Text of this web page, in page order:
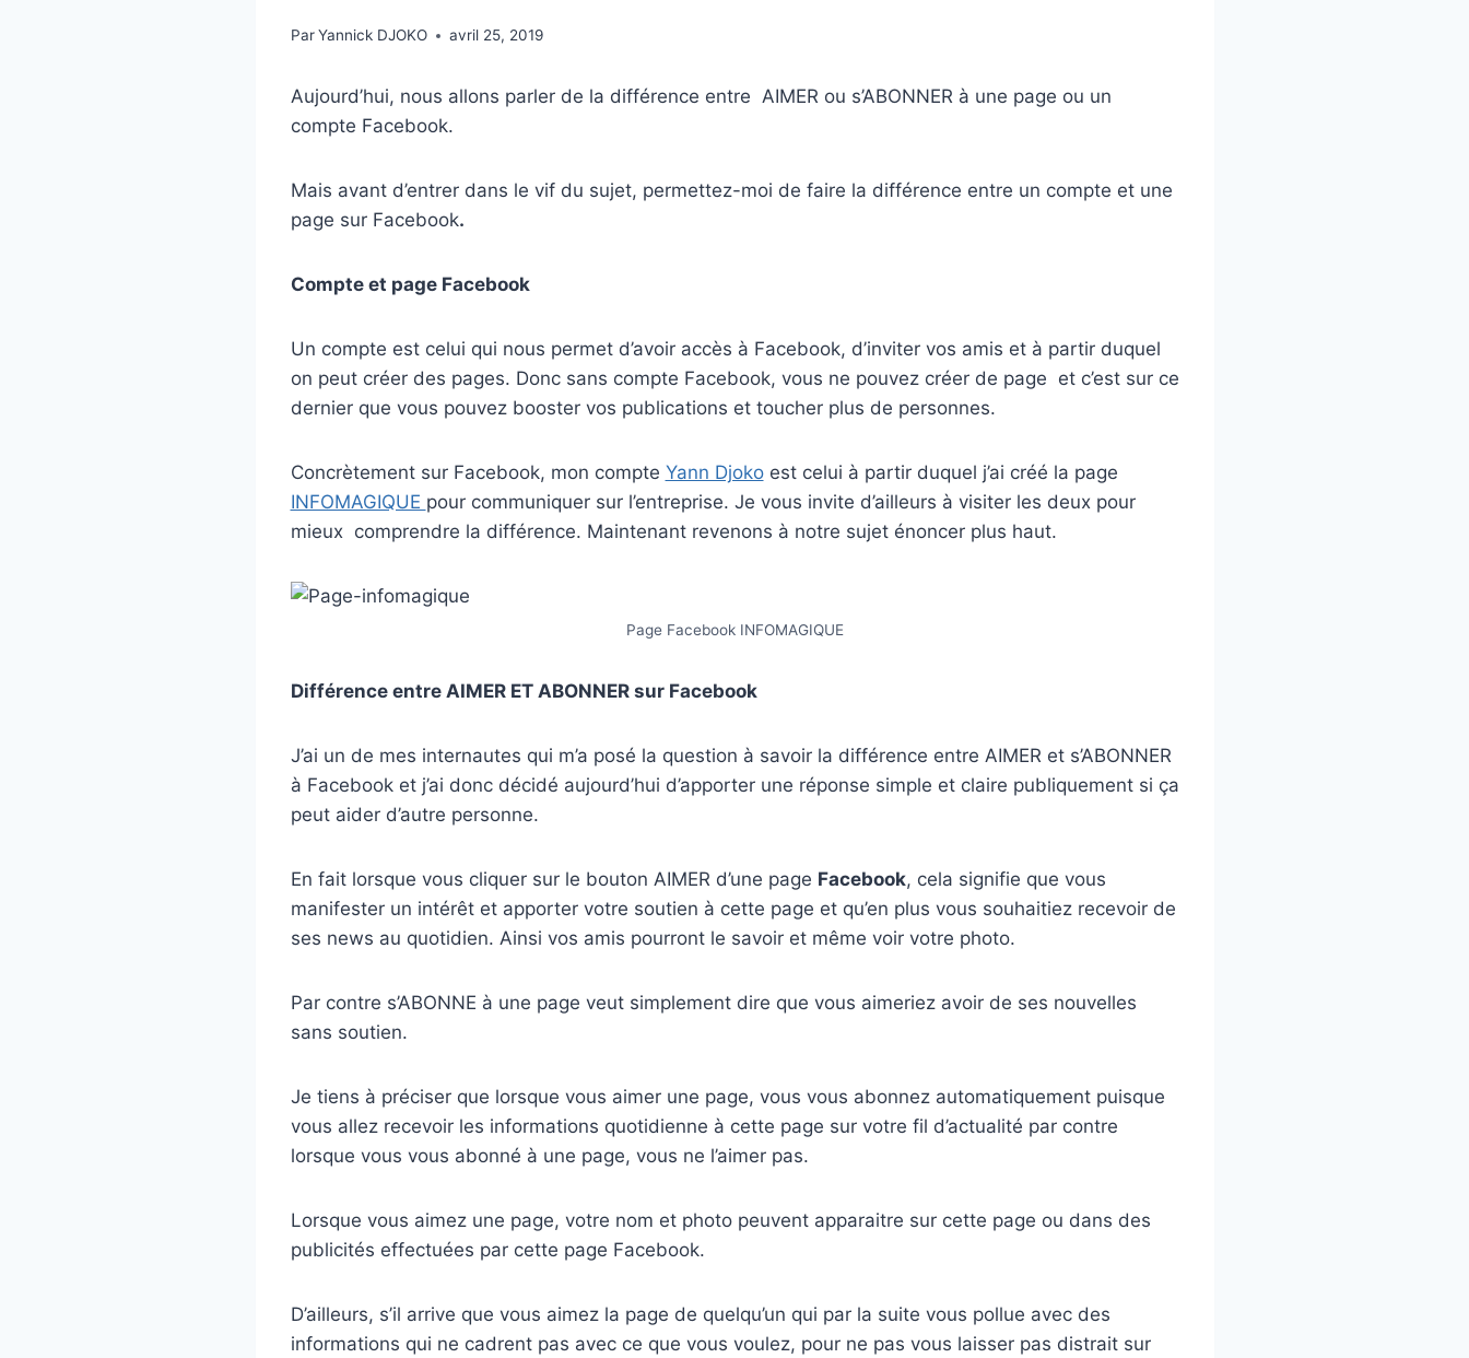
Par Yannick DJOKO avril 25, 2019
Aujourd’hui, nous allons parler de la différence entre AIMER ou s’ABONNER à une page ou un
compte Facebook.
Mais avant d’entrer dans le vif du sujet, permettez-moi de faire la différence entre un compte et une
page sur Facebook.
Compte et page Facebook
Un compte est celui qui nous permet d’avoir accès à Facebook, d’inviter vos amis et à partir duquel
on peut créer des pages. Donc sans compte Facebook, vous ne pouvez créer de page et c’est sur ce
dernier que vous pouvez booster vos publications et toucher plus de personnes.
Concrètement sur Facebook, mon compte Yann Djokoest celui à partir duquel j’ai créé la page
INFOMAGIQUE pour communiquer sur l’entreprise. Je vous invite d’ailleurs à visiter les deux pour
mieux comprendre la différence. Maintenant revenons à notre sujet énoncer plus haut.
Page Facebook INFOMAGIQUE
Différence entre AIMER ET ABONNER sur Facebook
J’ai un de mes internautes qui m’a posé la question à savoir la différence entre AIMER et s’ABONNER
à Facebook et j’ai donc décidé aujourd’hui d’apporter une réponse simple et claire publiquement si ça
peut aider d’autre personne.
En fait lorsque vous cliquer sur le bouton AIMER d’une page Facebook, cela signifie que vous
manifester un intérêt et apporter votre soutien à cette page et qu’en plus vous souhaitiez recevoir de
ses news au quotidien. Ainsi vos amis pourront le savoir et même voir votre photo.
Par contre s’ABONNE à une page veut simplement dire que vous aimeriez avoir de ses nouvelles
sans soutien.
Je tiens à préciser que lorsque vous aimer une page, vous vous abonnez automatiquement puisque
vous allez recevoir les informations quotidienne à cette page sur votre fil d’actualité par contre
lorsque vous vous abonné à une page, vous ne l’aimer pas.
Lorsque vous aimez une page, votre nom et photo peuvent apparaitre sur cette page ou dans des
publicités effectuées par cette page Facebook.
D’ailleurs, s’il arrive que vous aimez la page de quelqu’un qui par la suite vous pollue avec des
informations qui ne cadrent pas avec ce que vous voulez, pour ne pas vous laisser pas distrait sur